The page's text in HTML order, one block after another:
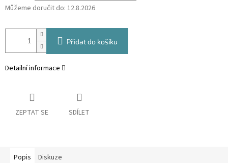
Můžeme doručit do: 12.8.2026
Přidat do košíku
Detailní informace
ZEPTAT SE SDÍLET
Popis Diskuze